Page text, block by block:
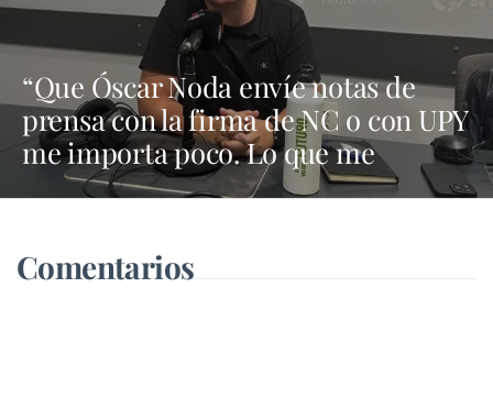
“Que Óscar Noda envíe notas de
prensa con la firma de NC o con UPY
me importa poco. Lo que me
importa es lo que defienda en el
Comentarios